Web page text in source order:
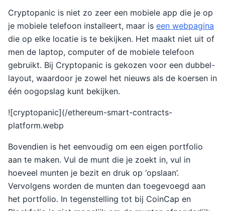
Cryptopanic is niet zo zeer een mobiele app die je op
je mobiele telefoon installeert, maar is een webpagina
die op elke locatie is te bekijken. Het maakt niet uit of
men de laptop, computer of de mobiele telefoon
gebruikt. Bij Cryptopanic is gekozen voor een dubbel-
layout, waardoor je zowel het nieuws als de koersen in
één oogopslag kunt bekijken.
![cryptopanic](/ethereum-smart-contracts-
platform.webp
Bovendien is het eenvoudig om een eigen portfolio
aan te maken. Vul de munt die je zoekt in, vul in
hoeveel munten je bezit en druk op ‘opslaan’.
Vervolgens worden de munten dan toegevoegd aan
het portfolio. In tegenstelling tot bij CoinCap en